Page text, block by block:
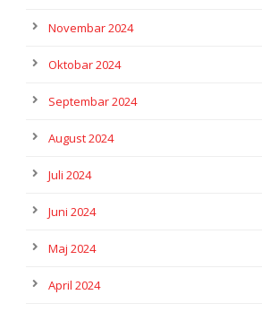
Novembar 2024
Oktobar 2024
Septembar 2024
August 2024
Juli 2024
Juni 2024
Maj 2024
April 2024